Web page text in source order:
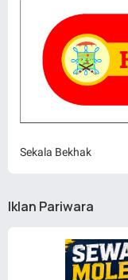
Sekala Bekhak
Iklan Pariwara